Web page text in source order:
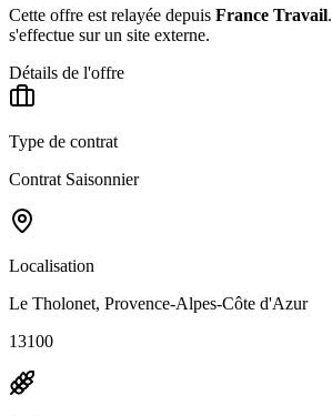
Cette offre est relayée depuis France Travail.
s'effectue sur un site externe.
Détails de l'offre
Type de contrat
Contrat Saisonnier
Localisation
Le Tholonet, Provence-Alpes-Côte d'Azur
13100